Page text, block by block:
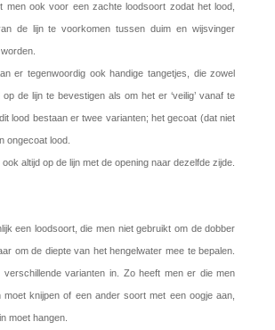
men ook voor een zachte loodsoort zodat het lood,
de lijn te voorkomen tussen duim en wijsvinger
er tegenwoordig ook handige tangetjes, die zowel
de lijn te bevestigen als om het er ‘veilig’ vanaf te
lood bestaan er twee varianten; het gecoat (dat niet
ongecoat lood.
altijd op de lijn met de opening naar dezelfde zijde.
een loodsoort, die men niet gebruikt om de dobber
om de diepte van het hengelwater mee te bepalen.
verschillende varianten in. Zo heeft men er die men
knijpen of een ander soort met een oogje aan,
moet hangen.